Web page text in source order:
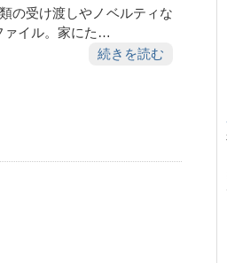
の受け渡しやノベルティな
ァイル。家にた…
続きを読む